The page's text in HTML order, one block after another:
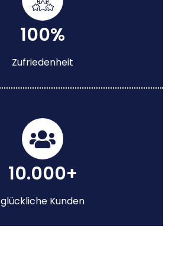
100%
Zufriedenheit
10.000+
glückliche Kunden